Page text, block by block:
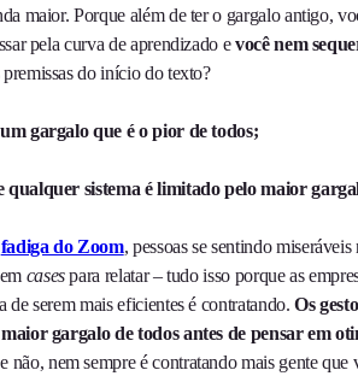
maior. Porque além de ter o gargalo antigo,
pela curva de aprendizado evocê nem
do início do texto?
gargalo que é o pior de todos;
qualquer sistema é limitado pelo maior
fadiga do Zoom, pessoas se sentindo
casespara relatar – tudo isso porque as
de serem mais eficientes é contratando.Os
gargalo de todos antes de pensar em
não, nem sempre é contratando mais gente